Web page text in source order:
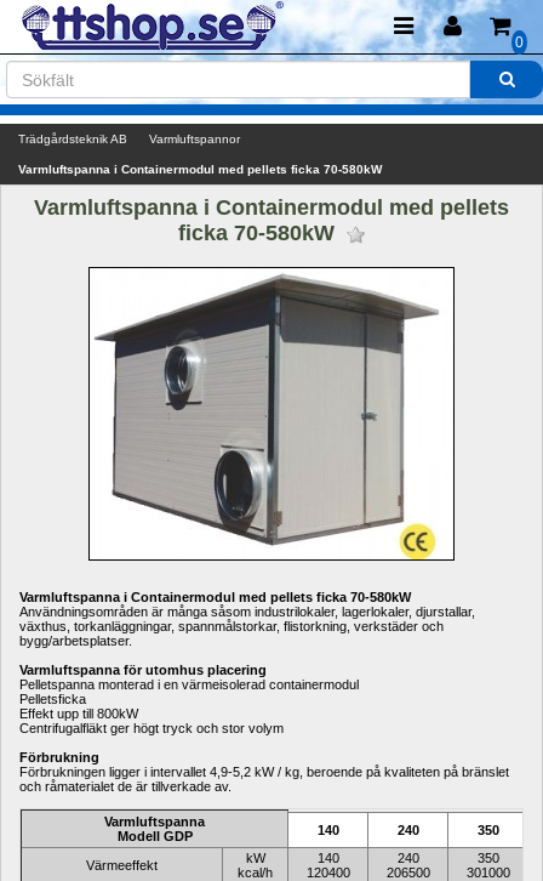
0
Trädgårdsteknik AB Varmluftspannor
Varmluftspanna i Containermodul med pellets ficka 70-580kW
Varmluftspanna i Containermodul med pellets
ficka 70-580kW
Varmluftspanna i Containermodul med pellets ficka 70-580kW
Användningsområden är många såsom industrilokaler, lagerlokaler, djurstallar,
växthus, torkanläggningar, spannmålstorkar, flistorkning, verkstäder och
bygg/arbetsplatser.
Varmluftspanna för utomhus placering
Pelletspanna monterad i en värmeisolerad containermodul
Pelletsficka
Effekt upp till 800kW
Centrifugalfläkt ger högt tryck och stor volym
Förbrukning
Förbrukningen ligger i intervallet 4,9-5,2 kW / kg, beroende på kvaliteten på bränslet
och råmaterialet de är tillverkade av.
Varmluftspanna
Modell GDP
140 240 350
Värmeeffekt
kW
kcal/h
140
120400
240
206500
350
301000